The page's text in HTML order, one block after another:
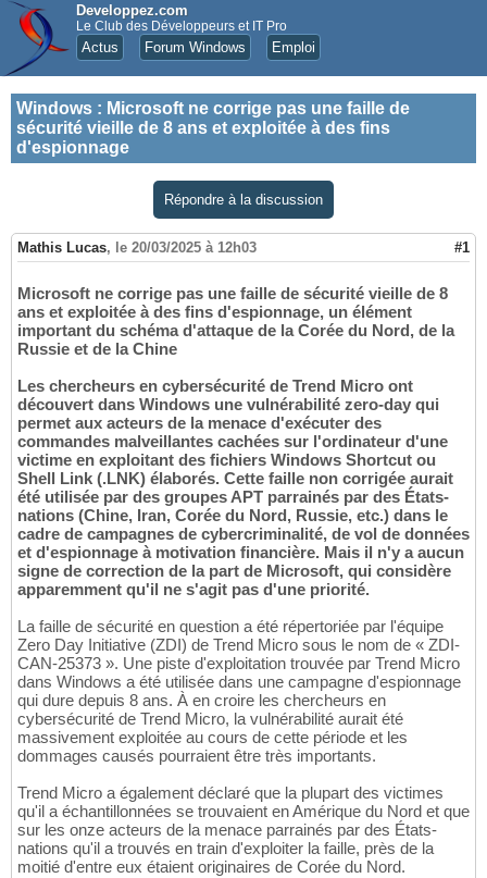
Developpez.com
Le Club des Développeurs et IT Pro
Actus Forum Windows Emploi
Windows : Microsoft ne corrige pas une faille de
sécurité vieille de 8 ans et exploitée à des fins
d'espionnage
Répondre à la discussion
Mathis Lucas, le 20/03/2025 à 12h03 #1
Microsoft ne corrige pas une faille de sécurité vieille de 8
ans et exploitée à des fins d'espionnage, un élément
important du schéma d'attaque de la Corée du Nord, de la
Russie et de la Chine
Les chercheurs en cybersécurité de Trend Micro ont
découvert dans Windows une vulnérabilité zero-day qui
permet aux acteurs de la menace d'exécuter des
commandes malveillantes cachées sur l'ordinateur d'une
victime en exploitant des fichiers Windows Shortcut ou
Shell Link (.LNK) élaborés. Cette faille non corrigée aurait
été utilisée par des groupes APT parrainés par des États-
nations (Chine, Iran, Corée du Nord, Russie, etc.) dans le
cadre de campagnes de cybercriminalité, de vol de données
et d'espionnage à motivation financière. Mais il n'y a aucun
signe de correction de la part de Microsoft, qui considère
apparemment qu'il ne s'agit pas d'une priorité.
La faille de sécurité en question a été répertoriée par l'équipe
Zero Day Initiative (ZDI) de Trend Micro sous le nom de « ZDI-
CAN-25373 ». Une piste d'exploitation trouvée par Trend Micro
dans Windows a été utilisée dans une campagne d'espionnage
qui dure depuis 8 ans. À en croire les chercheurs en
cybersécurité de Trend Micro, la vulnérabilité aurait été
massivement exploitée au cours de cette période et les
dommages causés pourraient être très importants.
Trend Micro a également déclaré que la plupart des victimes
qu'il a échantillonnées se trouvaient en Amérique du Nord et que
sur les onze acteurs de la menace parrainés par des États-
nations qu'il a trouvés en train d'exploiter la faille, près de la
moitié d'entre eux étaient originaires de Corée du Nord.